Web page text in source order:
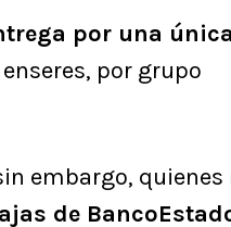
por una
por grupo
embargo, quienes
de